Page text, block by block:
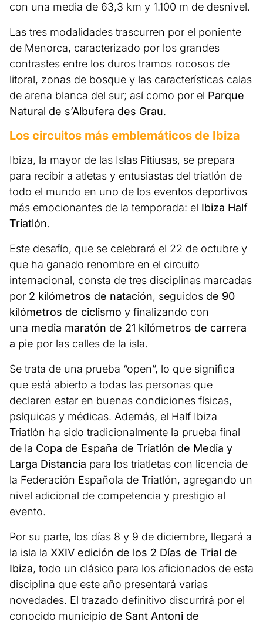
con una media de 63,3 km y 1.100 m de desnivel.
Las tres modalidades trascurren por el poniente
de Menorca, caracterizado por los grandes
contrastes entre los duros tramos rocosos de
litoral, zonas de bosque y las características calas
de arena blanca del sur; así como por el Parque
Natural de s’Albufera des Grau.
Los circuitos más emblemáticos de Ibiza
Ibiza, la mayor de las Islas Pitiusas, se prepara
para recibir a atletas y entusiastas del triatlón de
todo el mundo en uno de los eventos deportivos
más emocionantes de la temporada: el Ibiza Half
Triatlón.
Este desafío, que se celebrará el 22 de octubre y
que ha ganado renombre en el circuito
internacional, consta de tres disciplinas marcadas
por 2 kilómetros de natación, seguidos de 90
kilómetros de ciclismo y finalizando con
una media maratón de 21 kilómetros de carrera
a pie por las calles de la isla.
Se trata de una prueba “open”, lo que significa
que está abierto a todas las personas que
declaren estar en buenas condiciones físicas,
psíquicas y médicas. Además, el Half Ibiza
Triatlón ha sido tradicionalmente la prueba final
de la Copa de España de Triatlón de Media y
Larga Distancia para los triatletas con licencia de
la Federación Española de Triatlón, agregando un
nivel adicional de competencia y prestigio al
evento.
Por su parte, los días 8 y 9 de diciembre, llegará a
la isla la XXIV edición de los 2 Días de Trial de
Ibiza, todo un clásico para los aficionados de esta
disciplina que este año presentará varias
novedades. El trazado definitivo discurrirá por el
conocido municipio de Sant Antoni de